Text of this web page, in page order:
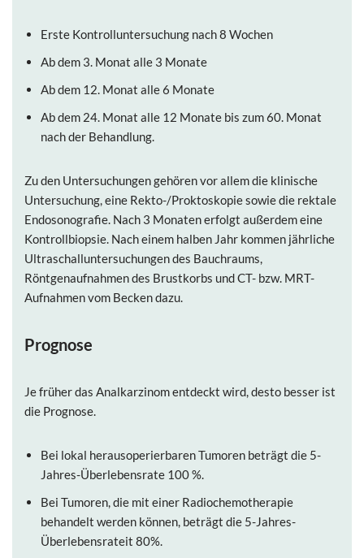
Erste Kontrolluntersuchung nach 8 Wochen
Ab dem 3. Monat alle 3 Monate
Ab dem 12. Monat alle 6 Monate
Ab dem 24. Monat alle 12 Monate bis zum 60. Monat
nach der Behandlung.
Zu den Untersuchungen gehören vor allem die klinische
Untersuchung, eine Rekto-/Proktoskopie sowie die rektale
Endosonografie. Nach 3 Monaten erfolgt außerdem eine
Kontrollbiopsie. Nach einem halben Jahr kommen jährliche
Ultraschalluntersuchungen des Bauchraums,
Röntgenaufnahmen des Brustkorbs und CT- bzw. MRT-
Aufnahmen vom Becken dazu.
Prognose
Je früher das Analkarzinom entdeckt wird, desto besser ist
die Prognose.
Bei lokal herausoperierbaren Tumoren beträgt die 5-
Jahres-Überlebensrate 100 %.
Bei Tumoren, die mit einer Radiochemotherapie
behandelt werden können, beträgt die 5-Jahres-
Überlebensrateit 80%.